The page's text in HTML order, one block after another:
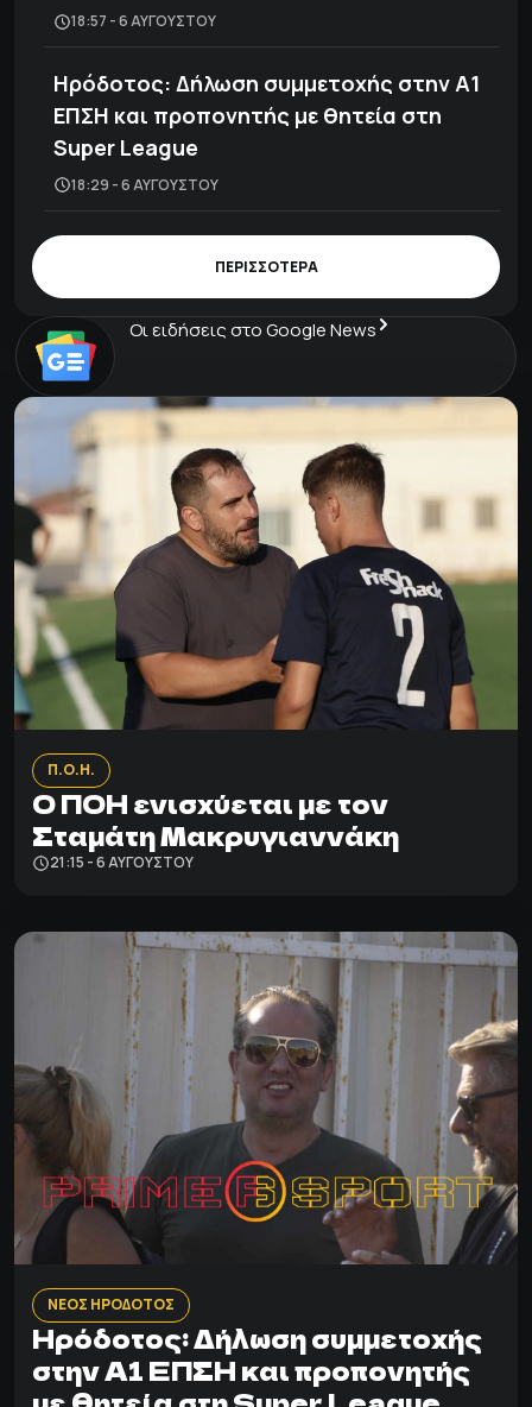
18:57 - 6 ΑΥΓΟΎΣΤΟΥ
Ηρόδοτος: Δήλωση συμμετοχής στην Α1
ΕΠΣΗ και προπονητής με θητεία στη
Super League
18:29 - 6 ΑΥΓΟΎΣΤΟΥ
ΠΕΡΙΣΣΟΤΕΡΑ
Οι ειδήσεις στο Google News
Π.Ο.Η.
Ο ΠΟΗ ενισχύεται με τον
Σταμάτη Μακρυγιαννάκη
21:15 - 6 ΑΥΓΟΎΣΤΟΥ
ΝΕΟΣ ΗΡΟΔΟΤΟΣ
Ηρόδοτος: Δήλωση συμμετοχής
στην Α1 ΕΠΣΗ και προπονητής